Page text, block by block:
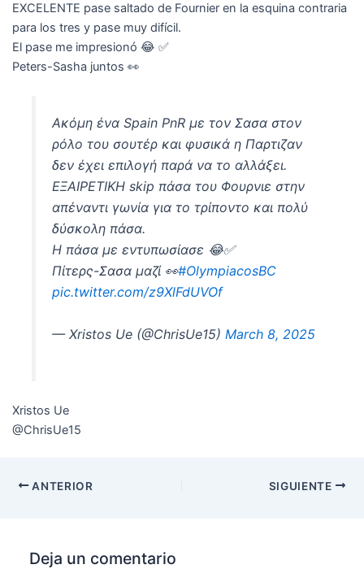
EXCELENTE pase saltado de Fournier en la esquina contraria
para los tres y pase muy difícil.
El pase me impresionó 😂 ✅
Peters-Sasha juntos 👀
Ακόμη ένα Spain PnR με τον Σασα στον
ρόλο του σουτέρ και φυσικά η Παρτιζαν
δεν έχει επιλογή παρά να το αλλάξει.
ΕΞΑΙΡΕΤΙΚΗ skip πάσα του Φουρνιε στην
απέναντι γωνία για το τρίποντο και πολύ
δύσκολη πάσα.
Η πάσα με εντυπωσίασε 😂✅
Πίτερς-Σασα μαζί 👀#OlympiacosBC
pic.twitter.com/z9XlFdUVOf
— Xristos Ue (@ChrisUe15) March 8, 2025
Xristos Ue
@ChrisUe15
ANTERIOR SIGUIENTE
Deja un comentario